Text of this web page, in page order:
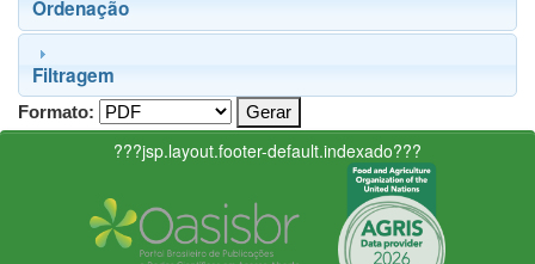
Ordenação
Filtragem
Formato:
???jsp.layout.footer-default.indexado???